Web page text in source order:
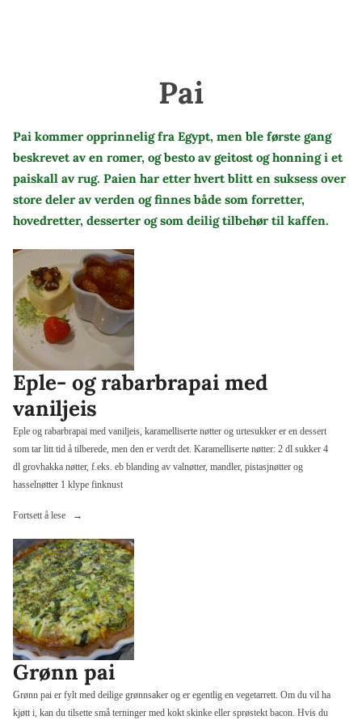
Pai
Pai kommer opprinnelig fra Egypt, men ble første gang
beskrevet av en romer, og besto av geitost og honning i et
paiskall av rug. Paien har etter hvert blitt en suksess over
store deler av verden og finnes både som forretter,
hovedretter, desserter og som deilig tilbehør til kaffen.
Eple- og rabarbrapai med
vaniljeis
Eple og rabarbrapai med vaniljeis, karamelliserte nøtter og urtesukker er en dessert
som tar litt tid å tilberede, men den er verdt det. Karamelliserte nøtter: 2 dl sukker 4
dl grovhakka nøtter, f.eks. eb blanding av valnøtter, mandler, pistasjnøtter og
hasselnøtter 1 klype finknust
Fortsett å lese
«Eple-
rabarbrapai
med
vaniljeis»
Grønn pai
Grønn pai er fylt med deilige grønnsaker og er egentlig en vegetarrett. Om du vil ha
kjøtt i, kan du tilsette små terninger med kokt skinke eller sprøstekt bacon. Hvis du